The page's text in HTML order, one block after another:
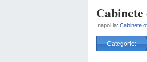
Inapoi la: Cabinete
Categorie: